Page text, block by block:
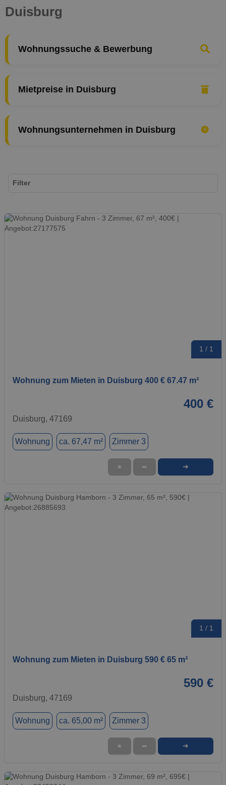
Duisburg
Wohnungssuche & Bewerbung
Mietpreise in Duisburg
Wohnungsunternehmen in Duisburg
1 / 1
Wohnung zum Mieten in Duisburg 400 € 67.47 m²
400 €
Duisburg, 47169
Wohnung ca. 67,47 m² Zimmer 3
★ ➦ ➜
1 / 1
Wohnung zum Mieten in Duisburg 590 € 65 m²
590 €
Duisburg, 47169
Wohnung ca. 65,00 m² Zimmer 3
★ ➦ ➜
Filter